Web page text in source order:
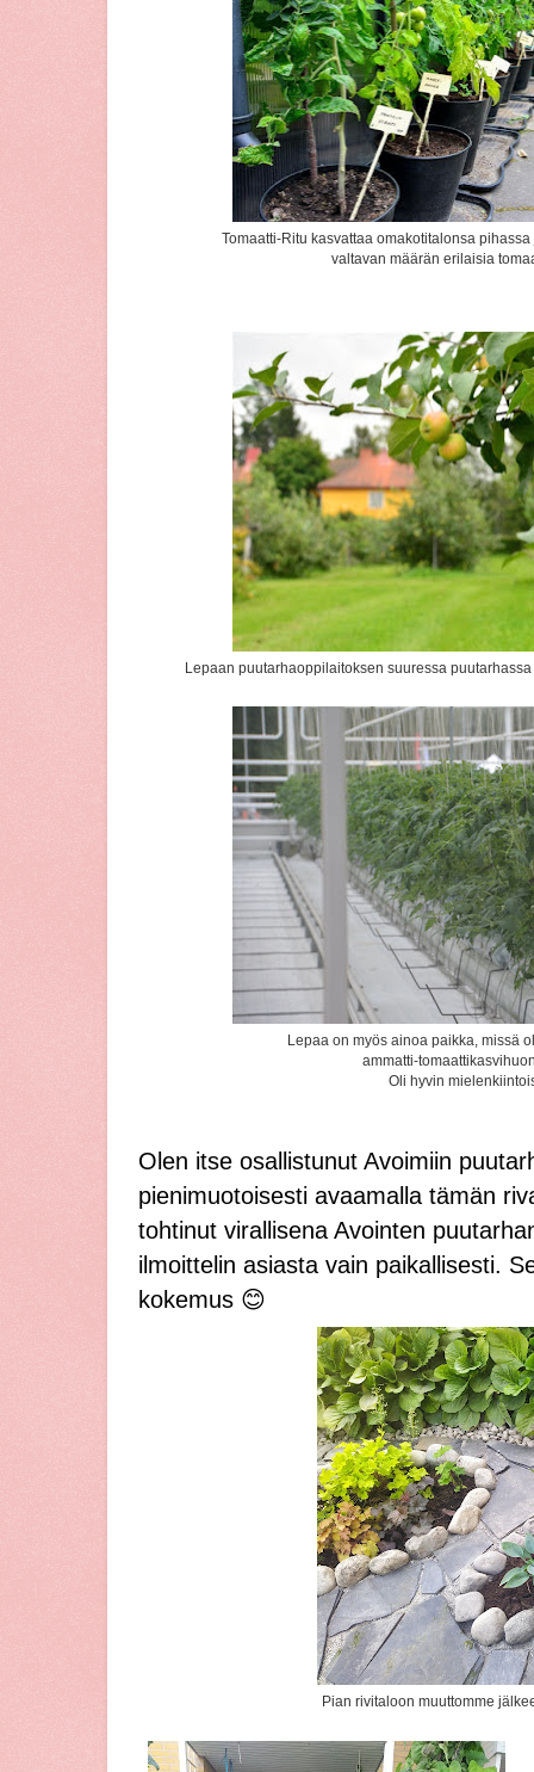
Tomaatti-Ritu kasvattaa omakotitalonsa
valtavan määrän erilaisia
Lepaan puutarhaoppilaitoksen suuressa
Lepaa on myös ainoa paikka, missä
ammatti-
Oli hyvin
Olen itse osallistunut Avoimiin
pienimuotoisesti avaamalla tämän
tohtinut virallisena Avointen
ilmoittelin asiasta vain paikallisesti.
kokemus 😊
Pian rivitaloon muuttomme